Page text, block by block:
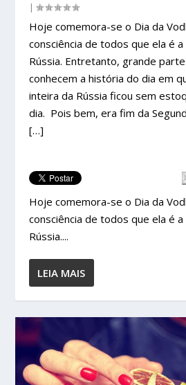
|
Hoje comemora-se o Dia da
consciência de todos que ela é
Rússia. Entretanto, grande
conhecem a história do dia em
inteira da Rússia ficou sem
dia. Pois bem, era fim da
[…]
Hoje comemora-se o Dia da
consciência de todos que ela é
Rússia....
LEIA MAIS